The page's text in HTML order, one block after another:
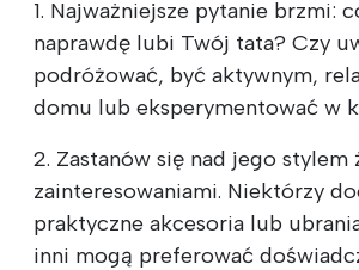
1. Najważniejsze pytanie brzmi:
naprawdę lubi Twój tata? Czy
podróżować, być aktywnym,
domu lub eksperymentować w
2. Zastanów się nad jego stylem
zainteresowaniami. Niektórzy
praktyczne akcesoria lub
inni mogą preferować